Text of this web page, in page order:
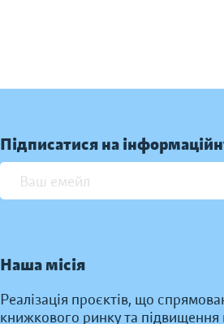
Підписатися на
Наша місія
Реалізація проєктів, що
книжкового ринку та підвищення